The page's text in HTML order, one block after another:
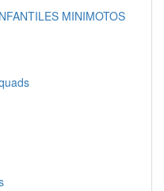
MINIMOTOS